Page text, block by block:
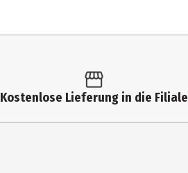
Cocktailgläser
Kostenlose Lieferung in die Filiale